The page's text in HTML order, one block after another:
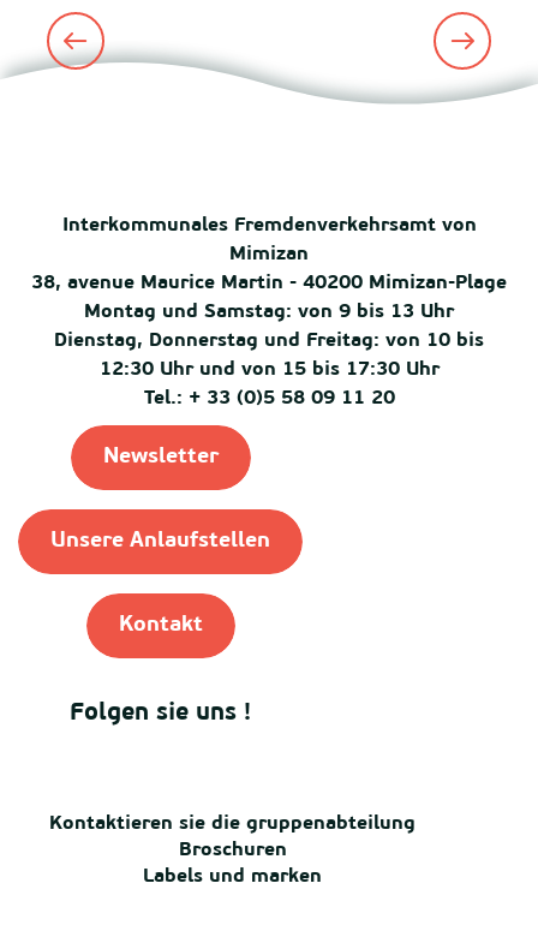
Nicht verpassen
Interkommunales Fremdenverkehrsamt von
Mimizan
38, avenue Maurice Martin - 40200 Mimizan-Plage
Montag und Samstag: von 9 bis 13 Uhr
Dienstag, Donnerstag und Freitag: von 10 bis
12:30 Uhr und von 15 bis 17:30 Uhr
Tel.: + 33 (0)5 58 09 11 20
Newsletter
Unsere Anlaufstellen
Kontakt
Folgen sie uns !
Kontaktieren sie die gruppenabteilung
Broschuren
Labels und marken